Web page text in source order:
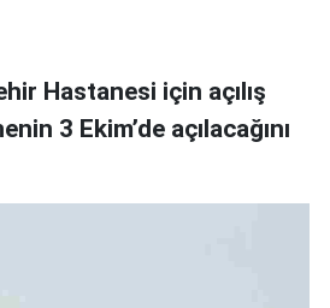
Hastanesi için açılış
3 Ekim’de açılacağını